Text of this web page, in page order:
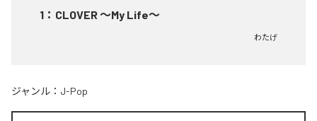
1 ： CLOVER ～My Life～
わたげ
ジャンル： J-Pop